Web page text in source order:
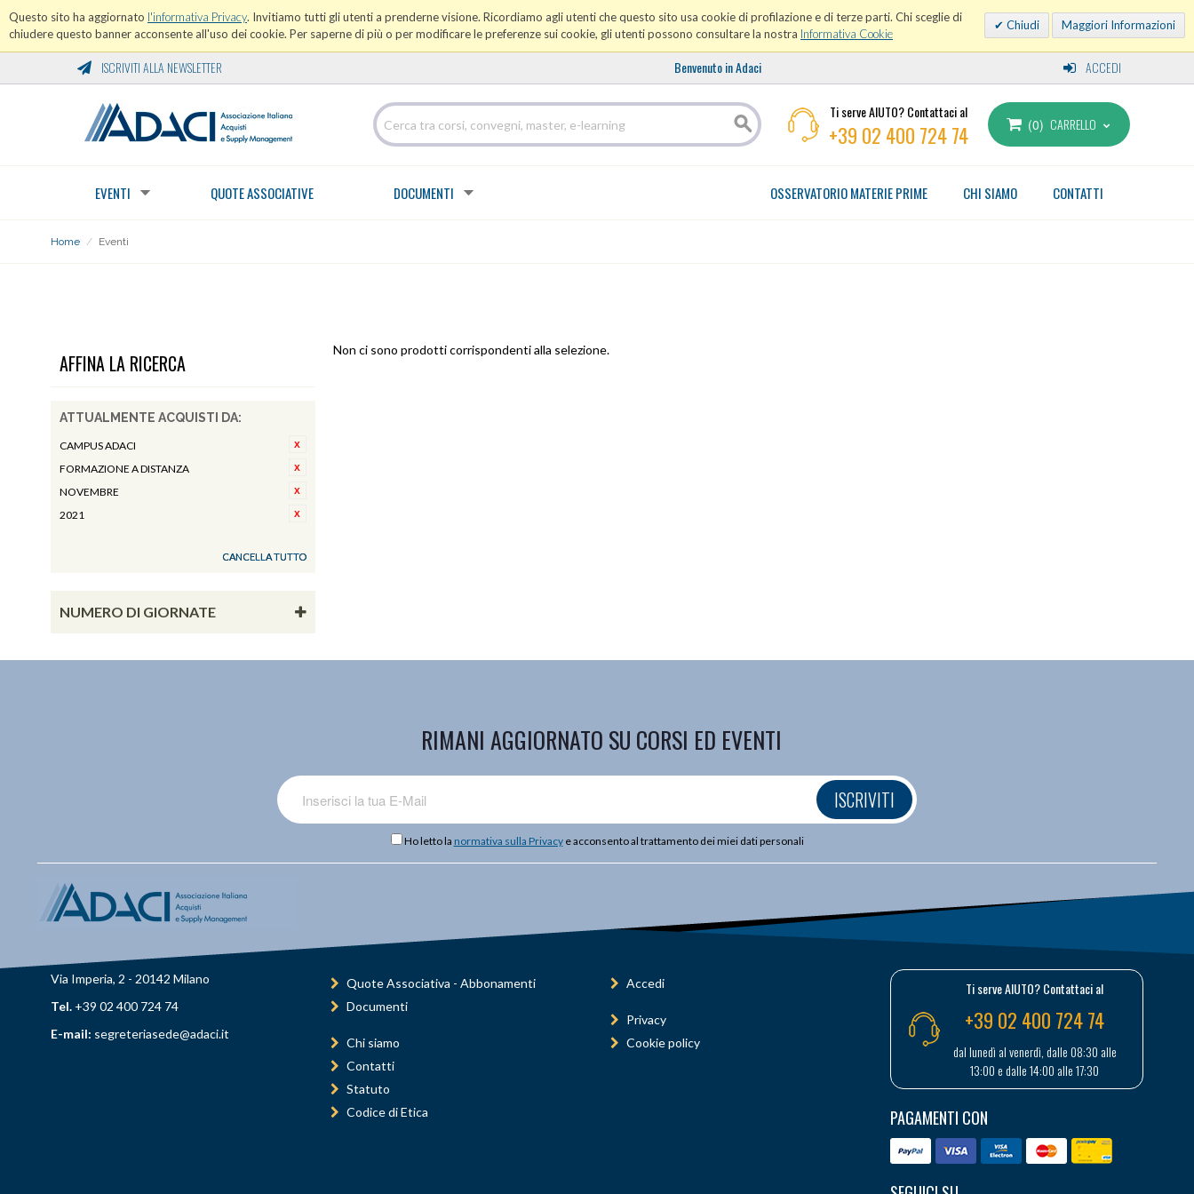
Questo sito ha aggiornato l'informativa Privacy. Invitiamo tutti gli utenti a prenderne visione. Ricordiamo agli utenti che questo sito usa cookie di profilazione e di terze parti. Chi sceglie di
chiudere questo banner acconsente all'uso dei cookie. Per saperne di più o per modificare le preferenze sui cookie, gli utenti possono consultare la nostra Informativa Cookie
Chiudi Maggiori Informazioni
ISCRIVITI ALLA NEWSLETTER Benvenuto in Adaci ACCEDI
Ti serve AIUTO? Contattaci al
+39 02 400 724 74 0 CARRELLO
EVENTI QUOTE ASSOCIATIVE DOCUMENTI CONTATTI
CHI SIAMO
OSSERVATORIO MATERIE PRIME
Home / Eventi
AFFINA LA RICERCA
ATTUALMENTE ACQUISTI DA:
CAMPUS ADACI
FORMAZIONE A DISTANZA
NOVEMBRE
2021
CANCELLA TUTTO
NUMERO DI GIORNATE
Non ci sono prodotti corrispondenti alla selezione.
RIMANI AGGIORNATO SU CORSI ED EVENTI
ISCRIVITI
Ho letto la normativa sulla Privacye acconsento al trattamento dei miei dati personali
Via Imperia, 2 - 20142 Milano
Tel. +39 02 400 724 74
E-mail: segreteriasede@adaci.it
Quote Associativa - Abbonamenti
Documenti
Chi siamo
Contatti
Statuto
Codice di Etica
Accedi
Privacy
Cookie policy
Ti serve AIUTO? Contattaci al
+39 02 400 724 74
dal lunedì al venerdì, dalle 08:30 alle
13:00 e dalle 14:00 alle 17:30
PAGAMENTI CON